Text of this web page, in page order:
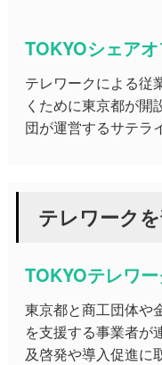
TOKYOシェア
テレワークによる従
くために東京都が開
団が運営するサテラ
テレワーク
TOKYOテレワ
東京都と商工団体や
を支援する事業者が
及啓発や導入促進に